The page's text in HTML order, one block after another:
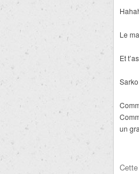
Le
Et
un